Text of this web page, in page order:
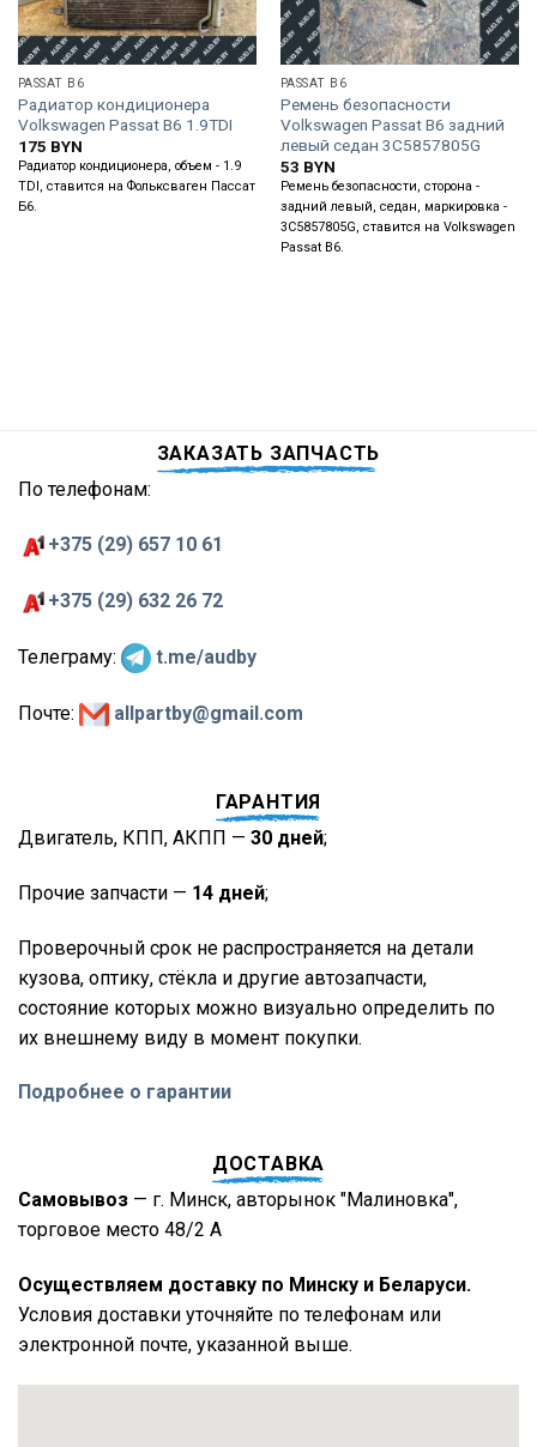
PASSAT B6
Радиатор кондиционера
Volkswagen Рassat В6 1.9TDI
175 BYN
Радиатор кондиционера, объем - 1.9
TDI, ставится на Фольксваген Пассат
Б6.
PASSAT B6
Ремень безопасности
Volkswagen Passat B6 задний
левый седан 3C5857805G
53 BYN
Ремень безопасности, сторона -
задний левый, седан, маркировка -
3C5857805G, ставится на Volkswagen
Passat B6.
ЗАКАЗАТЬ ЗАПЧАСТЬ
По телефонам:
+375 (29) 657 10 61
+375 (29) 632 26 72
Телеграму: t.me/audby
Почте: allpartby@gmail.com
ГАРАНТИЯ
Двигатель, КПП, АКПП — 30 дней;
Прочие запчасти — 14 дней;
Проверочный срок не распространяется на детали
кузова, оптику, стёкла и другие автозапчасти,
состояние которых можно визуально определить по
их внешнему виду в момент покупки.
Подробнее о гарантии
ДОСТАВКА
Самовывоз — г. Минск, авторынок "Малиновка",
торговое место 48/2 А
Осуществляем доставку по Минску и Беларуси.
Условия доставки уточняйте по телефонам или
электронной почте, указанной выше.